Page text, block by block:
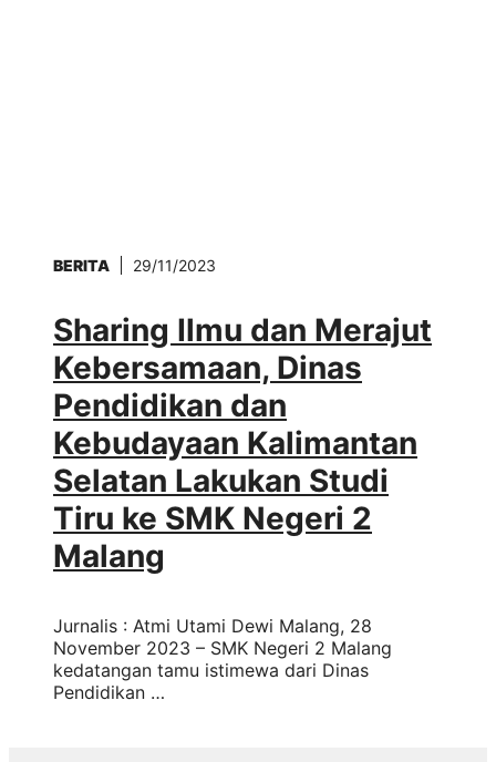
BERITA 29/11/2023
Sharing Ilmu dan Merajut
Kebersamaan, Dinas
Pendidikan dan
Kebudayaan Kalimantan
Selatan Lakukan Studi
Tiru ke SMK Negeri 2
Malang
Jurnalis : Atmi Utami Dewi Malang, 28
November 2023 – SMK Negeri 2 Malang
kedatangan tamu istimewa dari Dinas
Pendidikan …